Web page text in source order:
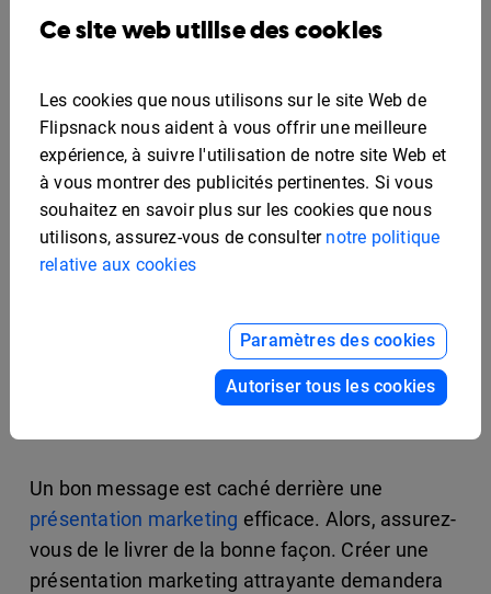
participez, nous avons un modèle de
ces projets. Un modèle de présentation
marketing ou unmodèle de présentation de
vente, à vous de voir. Vous devez simplement
vous soucier de votre contenu et de la manière
dont vous le présentez. Même si vous présentez
des graphiques fastidieux, vous pouvez les
ennuyeuse plus captivante. Et un modèle de
présentation de campagne marketing pourrait
être la toile de fond idéale pour vous.
Un bon message est caché derrière une
présentation marketing efficace. Alors, assurez-
vous de le livrer de la bonne façon. Créer une
présentation marketing attrayante demandera
Ce site web utilise des cookies
Les cookies que nous utilisons sur le site Web de
Flipsnack nous aident à vous offrir une meilleure
expérience, à suivre l'utilisation de notre site Web et
à vous montrer des publicités pertinentes. Si vous
souhaitez en savoir plus sur les cookies que nous
utilisons, assurez-vous de consulter notre politique
relative aux cookies
Paramètres des cookies
Autoriser tous les cookies